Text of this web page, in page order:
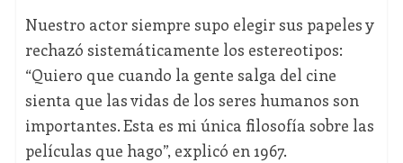
Nuestro actor siempre supo elegir sus papeles y
rechazó sistemáticamente los estereotipos:
“Quiero que cuando la gente salga del cine
sienta que las vidas de los seres humanos son
importantes. Esta es mi única filosofía sobre las
películas que hago”, explicó en 1967.